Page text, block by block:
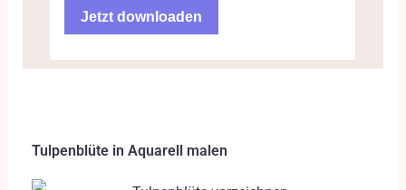
Tulpenblüte in Aquarell malen